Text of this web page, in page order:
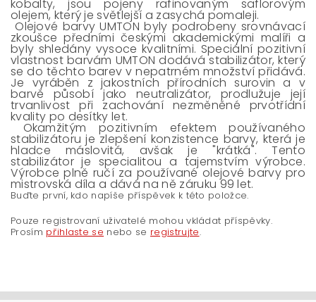
kobalty, jsou pojeny rafinovaným saflorovým
olejem, který je světlejší a zasychá pomaleji.
Olejové barvy UMTON byly podrobeny srovnávací
zkoušce předními českými akademickými malíři a
byly shledány vysoce kvalitními. Speciální pozitivní
vlastnost barvám UMTON dodává stabilizátor, který
se do těchto barev v nepatrném množství přidává.
Je vyráběn z jakostních přírodních surovin a v
barvě působí jako neutralizátor, prodlužuje její
trvanlivost při zachování nezměněné prvotřídní
kvality po desítky let.
Okamžitým pozitivním efektem používaného
stabilizátoru je zlepšení konzistence barvy, která je
hladce máslovitá, avšak je "krátká". Tento
stabilizátor je specialitou a tajemstvím výrobce.
Výrobce plně ručí za používané olejové barvy pro
mistrovská díla a dává na ně záruku 99 let.
Buďte první, kdo napíše příspěvek k této položce.
Pouze registrovaní uživatelé mohou vkládat příspěvky.
Prosím přihlaste se nebo se registrujte.